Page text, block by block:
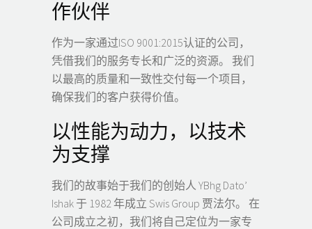
作伙伴
作为一家通过ISO 9001:2015认证的公司，
凭借我们的服务专长和广泛的资源。 我们
以最高的质量和一致性交付每一个项目，
确保我们的客户获得价值。
以性能为动力，以技术
为支撑
我们的故事始于我们的创始人 YBhg Dato’
Ishak 于 1982 年成立 Swis Group 贾法尔。 在
公司成立之初，我们将自己定位为一家专